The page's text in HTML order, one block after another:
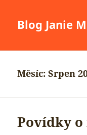
Blog Janie
Měsíc:Srpen
Povídky